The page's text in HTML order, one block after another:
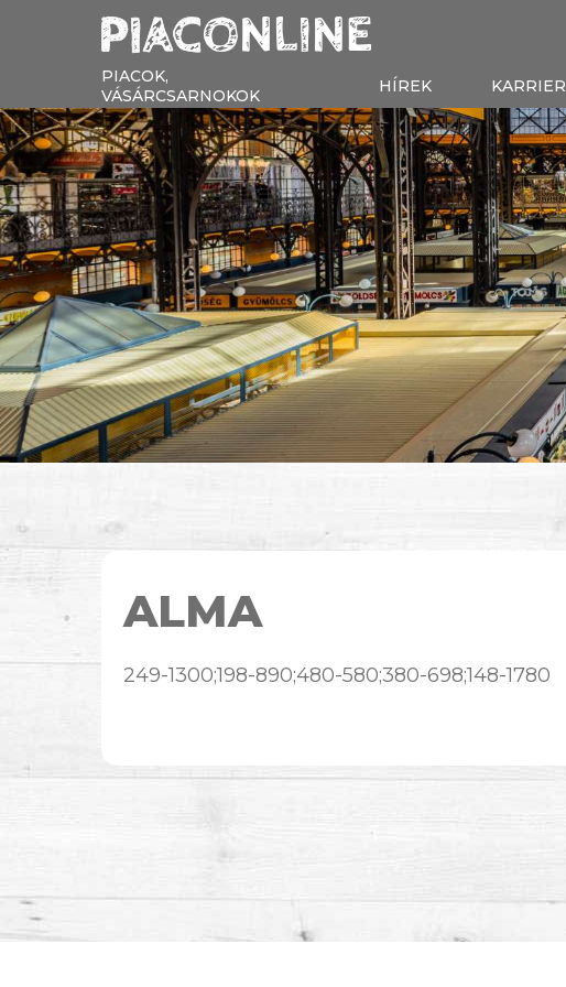
PIACOK,
VÁSÁRCSARNOKOK
HÍREK KARRIER
ALMA
249-1300;198-890;480-580;380-698;148-1780